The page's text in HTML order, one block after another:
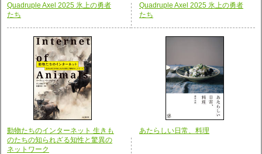
Quadruple Axel 2025 氷上の勇者
たち
Quadruple Axel 2025 氷上の勇者
たち
動物たちのインターネット 生きも
のたちの知られざる知性と驚異の
ネットワーク
あたらしい日常、料理